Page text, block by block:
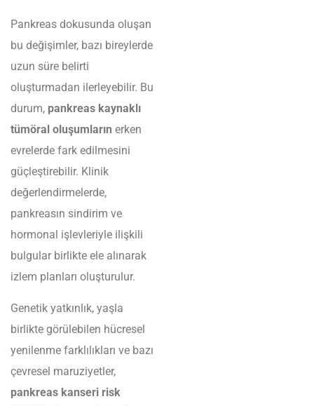
Pankreas dokusunda oluşan
bu değişimler, bazı bireylerde
uzun süre belirti
oluşturmadan ilerleyebilir. Bu
durum, pankreas kaynaklı
tümöral oluşumların erken
evrelerde fark edilmesini
güçleştirebilir. Klinik
değerlendirmelerde,
pankreasın sindirim ve
hormonal işlevleriyle ilişkili
bulgular birlikte ele alınarak
izlem planları oluşturulur.
Genetik yatkınlık, yaşla
birlikte görülebilen hücresel
yenilenme farklılıkları ve bazı
çevresel maruziyetler,
pankreas kanseri risk